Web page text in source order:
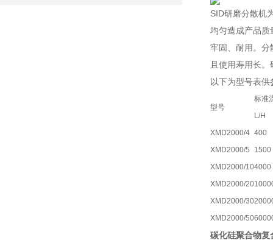
SID研磨分散机
均匀造成产品质
牢固、耐用。分
且使用寿用长
以下为型号表供
型号
标准
L/H
XMD2000/4 400
XMD2000/5
1500
XMD2000/104000
XMD2000/20
XMD2000/30
XMD2000/50
碳化硅聚合物复